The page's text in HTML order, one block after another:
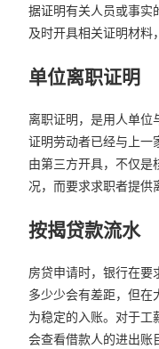
据证明有关人员或事实
及时开具相关证明材料
单位离职证明
离职证明，是用人单
证明劳动者已经与上一
由第三方开具，不仅
况，而要求求职者提供
按揭贷款流水
房贷申请时，银行在
多少少会有差距，但
为稳定的入账。对于
会查看借款人的进出账